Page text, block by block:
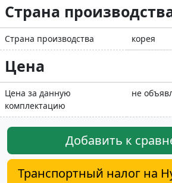
Страна
Страна производства корея
Цена
Цена за данную
комплектацию
не
Добавить к
Транспортный налог на